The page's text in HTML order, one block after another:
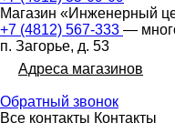
Магазин «Инженерный
+7 (4812) 567-333 —
п. Загорье, д. 53
Адреса магазинов
Обратный звонок
Все контакты Контакты